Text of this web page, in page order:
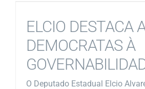
ELCIO DESTACA
DEMOCRATAS À
O Deputado Estadual Elcio